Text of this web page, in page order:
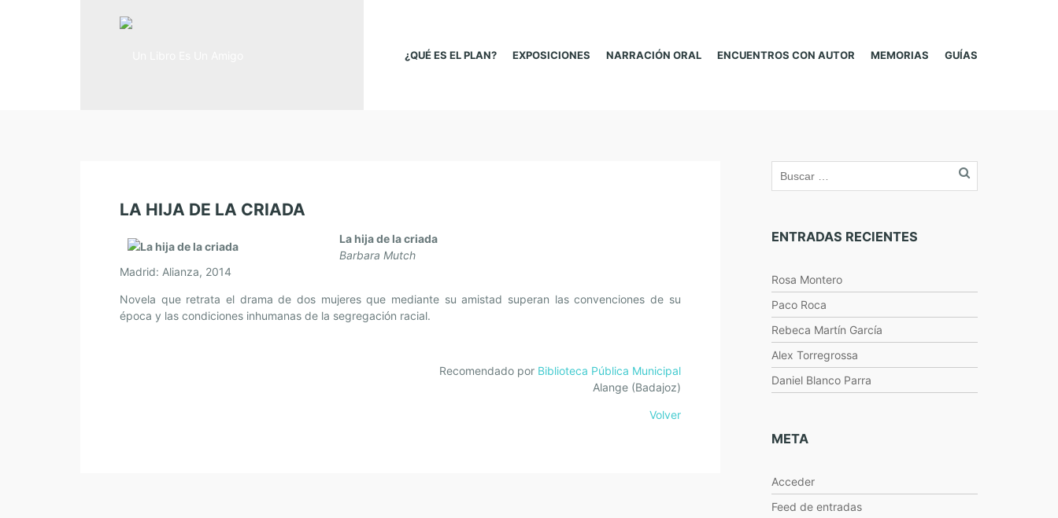
¿QUÉ ES EL PLAN? EXPOSICIONES NARRACIÓN ORAL ENCUENTROS CON AUTOR MEMORIAS GUÍAS
LA HIJA DE LA CRIADA
La hija de la criada
Barbara Mutch
Madrid: Alianza, 2014
Novela que retrata el drama de dos mujeres que mediante su amistad superan las convenciones de su
época y las condiciones inhumanas de la segregación racial.
Recomendado por Biblioteca Pública Municipal
Alange (Badajoz)
Volver
ENTRADAS RECIENTES
Rosa Montero
Paco Roca
Rebeca Martín García
Alex Torregrossa
Daniel Blanco Parra
META
Acceder
Feed de entradas